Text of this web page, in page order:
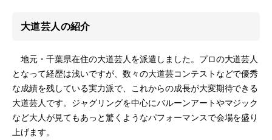
大道芸人の紹介
地元・千葉県在住の大道芸人を派遣しました。プロの大道芸人
となって経歴は浅いですが、数々の大道芸コンテストなどで優秀
な成績を残している実力派で、これからの成長が大変期待できる
大道芸人です。ジャグリングを中心にバルーンアートやマジック
など大人が見てもあっと驚くようなパフォーマンスで会場を盛り
上げます。